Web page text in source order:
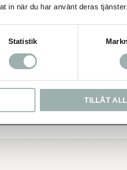
in när du har använt deras tjänster.
Statistik
TILLÅT